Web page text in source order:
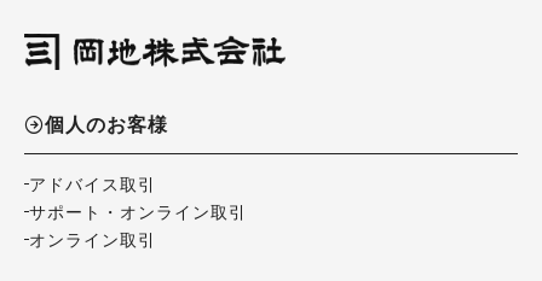
個人のお客様
アドバイス取引
サポート・オンライン取引
オンライン取引